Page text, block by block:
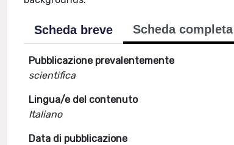
Scheda breve Scheda completa
Pubblicazione prevalentemente
scientifica
Lingua/e del contenuto
Italiano
Data di pubblicazione